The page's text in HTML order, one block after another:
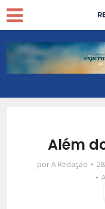
Além
porA Redação